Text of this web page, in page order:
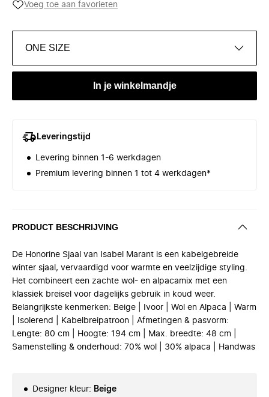
Voeg toe aan favorieten
ONE SIZE
In je winkelmandje
Leveringstijd
Levering binnen 1-6 werkdagen
Premium levering binnen 1 tot 4 werkdagen*
PRODUCT BESCHRIJVING
De Honorine Sjaal van Isabel Marant is een kabelgebreide
winter sjaal, vervaardigd voor warmte en veelzijdige styling.
Het combineert een zachte wol- en alpacamix met een
klassiek breisel voor dagelijks gebruik in koud weer.
Belangrijkste kenmerken: Beige | Ivoor | Wol en Alpaca | Warm
| Isolerend | Kabelbreipatroon | Afmetingen & pasvorm:
Lengte: 80 cm | Hoogte: 194 cm | Max. breedte: 48 cm |
Samenstelling & onderhoud: 70% wol | 30% alpaca | Handwas
Designer kleur: Beige